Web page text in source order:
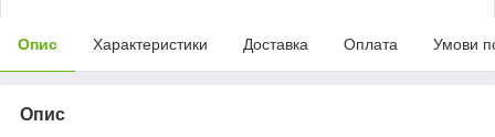
Опис Характеристики Доставка Оплата Умови
Опис